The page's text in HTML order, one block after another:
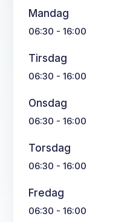
Mandag
06:30 - 16:00
Tirsdag
06:30 - 16:00
Onsdag
06:30 - 16:00
Torsdag
06:30 - 16:00
Fredag
06:30 - 16:00